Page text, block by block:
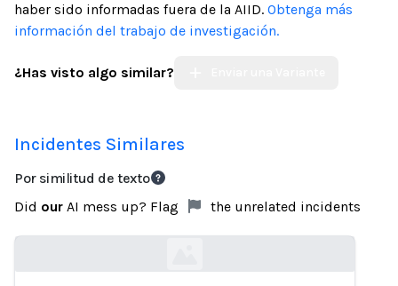
haber sido informadas fuera de la AIID. Obtenga más
información del trabajo de investigación.
¿Has visto algo similar?
Incidentes Similares
Por similitud de texto
Did our AI mess up? Flag the unrelated incidents